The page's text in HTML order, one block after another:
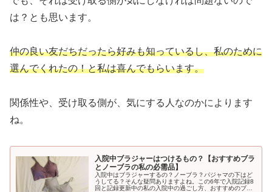
は？とも思います。
仲の良い友だちだったら好みも知っているし、私のために
選んでくれたの！と私は喜んでもらいます。
関係性や、受け取る側が、気にする人なのかによります
ね。
入院中ブラジャーはつけるもの？【おすすめブラ
とノーブラの私の必需品】
入院中はブラジャーするの？ノーブラ？パジャマの下はど
うしてる？そんな疑問ありますよね。この6年で入院記録8
回と記録更新中の私の入院中の過ごし方、おすすめのブラ